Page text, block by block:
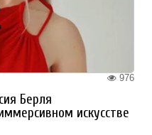
976
Берля
искусстве